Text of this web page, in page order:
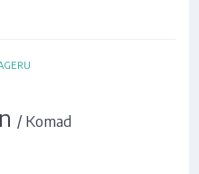
/ Komad